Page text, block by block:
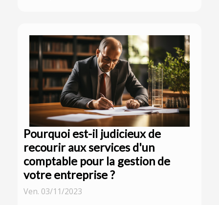
Pourquoi est-il judicieux de
recourir aux services d'un
comptable pour la gestion de
votre entreprise ?
Ven. 03/11/2023